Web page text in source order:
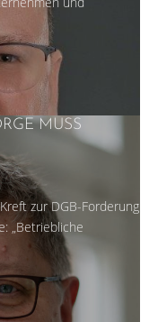
MUSS
zur DGB-Forderung
„Betriebliche